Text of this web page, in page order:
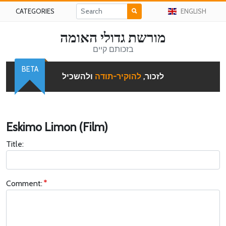
CATEGORIES ENGLISH
מורשת גדולי האומה
בזכותם קיים
לזכור, להוקיר-תודה ולהשכיל
BETA
Eskimo Limon (Film)
Title:
Comment: